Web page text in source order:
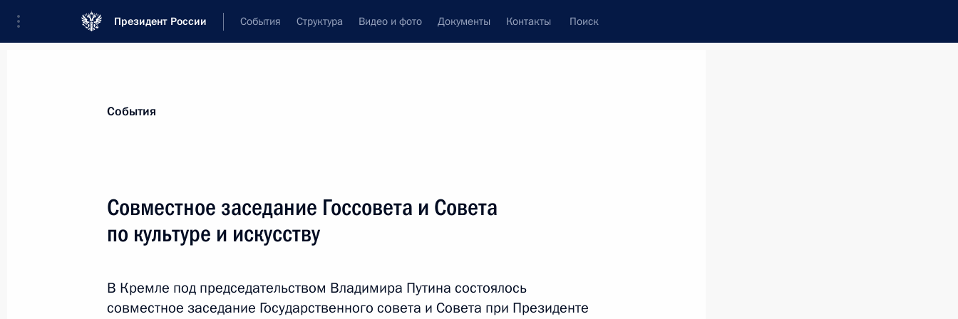
Президент России События Структура Видео и фото Документы Контакты Поиск
События
Совместное заседание Госсовета и Совета
по культуре и искусству
В Кремле под председательством Владимира Путина состоялось
совместное заседание Государственного совета и Совета при Президенте